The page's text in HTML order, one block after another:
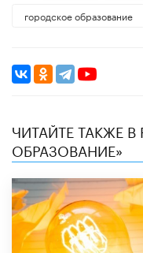
городское образование
ЧИТАЙТЕ ТАКЖЕ
ОБРАЗОВАНИЕ»